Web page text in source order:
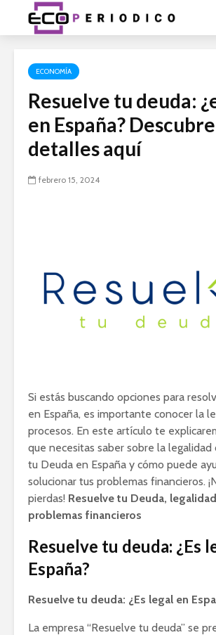
ECONOMÍA
Resuelve tu deuda:
en España?
detalles aquí
febrero 15, 2024
Si estás buscando opciones para
en España, es importante conocer la
procesos. En este artículo te
que necesitas saber sobre la legalidad
tu Deuda en España y cómo puede
solucionar tus problemas financieros.
pierdas! Resuelve tu Deuda,
problemas financieros
Resuelve tu deuda: ¿Es
España?
Resuelve tu deuda: ¿Es legal en
La empresa “Resuelve tu deuda” se